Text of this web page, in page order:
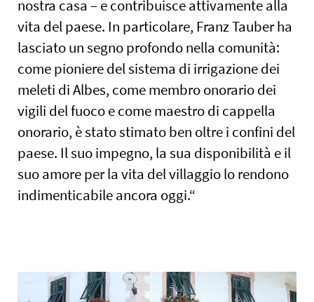
nostra casa – e contribuisce attivamente alla
vita del paese. In particolare, Franz Tauber ha
lasciato un segno profondo nella comunità:
come pioniere del sistema di irrigazione dei
meleti di Albes, come membro onorario dei
vigili del fuoco e come maestro di cappella
onorario, è stato stimato ben oltre i confini del
paese. Il suo impegno, la sua disponibilità e il
suo amore per la vita del villaggio lo rendono
indimenticabile ancora oggi.“